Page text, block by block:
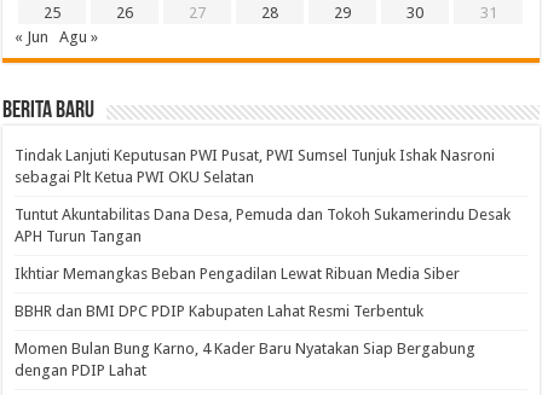
25
26 27 28 29 30
31
« Jun
Agu »
BERITA BARU
Tindak Lanjuti Keputusan PWI Pusat, PWI Sumsel Tunjuk Ishak Nasroni
sebagai Plt Ketua PWI OKU Selatan
Tuntut Akuntabilitas Dana Desa, Pemuda dan Tokoh Sukamerindu Desak
APH Turun Tangan
Ikhtiar Memangkas Beban Pengadilan Lewat Ribuan Media Siber
BBHR dan BMI DPC PDIP Kabupaten Lahat Resmi Terbentuk
Momen Bulan Bung Karno, 4 Kader Baru Nyatakan Siap Bergabung
dengan PDIP Lahat